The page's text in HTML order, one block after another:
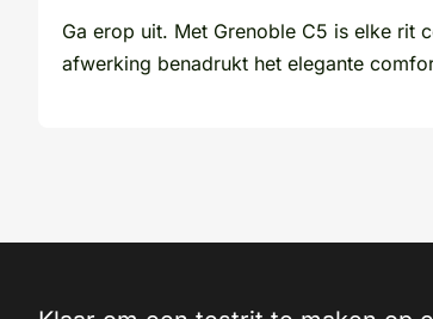
Ga erop uit. Met Grenoble C5 is elke rit
afwerking benadrukt het elegante